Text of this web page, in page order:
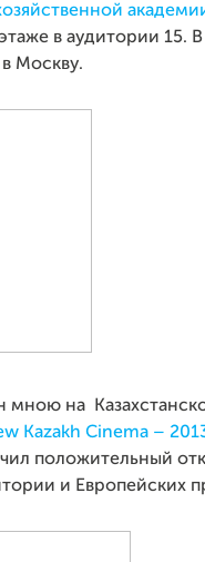
в аудитории 15.
Москву.
мною на
Kazakh Cinema –
положительный
и Европейских